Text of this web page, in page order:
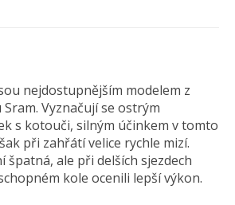
nejdostupnějším modelem z
Vyznačují se ostrým
s kotouči, silným účinkem v tomto
při zahřátí velice rychle mizí.
špatná, ale při delších sjezdech
kole ocenili lepší výkon.